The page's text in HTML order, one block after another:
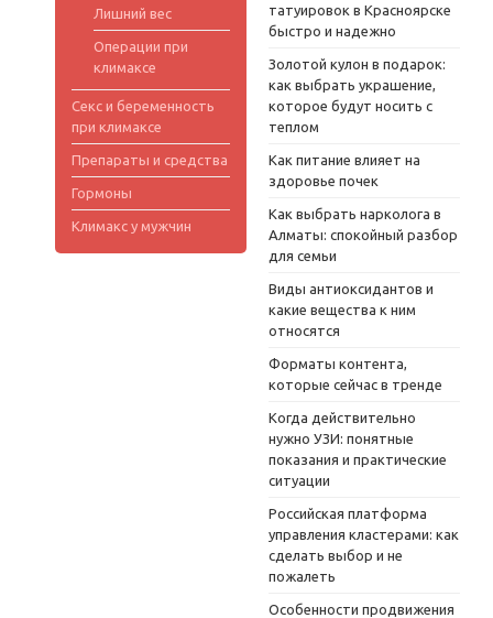
Лишний вес
Операции при
климаксе
Секс и беременность
при климаксе
Препараты и средства
Гормоны
Климакс у мужчин
татуировок в Красноярске
быстро и надежно
Золотой кулон в подарок:
как выбрать украшение,
которое будут носить с
теплом
Как питание влияет на
здоровье почек
Как выбрать нарколога в
Алматы: спокойный разбор
для семьи
Виды антиоксидантов и
какие вещества к ним
относятся
Форматы контента,
которые сейчас в тренде
Когда действительно
нужно УЗИ: понятные
показания и практические
ситуации
Российская платформа
управления кластерами: как
сделать выбор и не
пожалеть
Особенности продвижения